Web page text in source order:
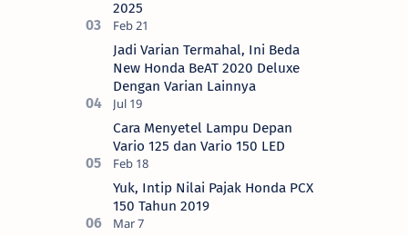
2025
Jadi Varian Termahal, Ini Beda
New Honda BeAT 2020 Deluxe
Dengan Varian Lainnya
Cara Menyetel Lampu Depan
Vario 125 dan Vario 150 LED
Yuk, Intip Nilai Pajak Honda PCX
150 Tahun 2019